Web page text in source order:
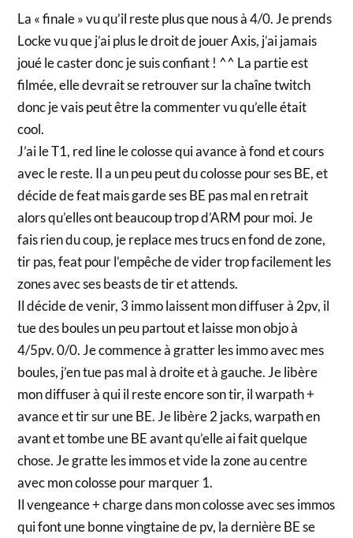
La « finale » vu qu’il reste plus que nous à 4/0. Je prends
Locke vu que j’ai plus le droit de jouer Axis, j’ai jamais
joué le caster donc je suis confiant ! ^^ La partie est
filmée, elle devrait se retrouver sur la chaîne twitch
donc je vais peut être la commenter vu qu’elle était
cool.
J’ai le T1, red line le colosse qui avance à fond et cours
avec le reste. Il a un peu peut du colosse pour ses BE, et
décide de feat mais garde ses BE pas mal en retrait
alors qu’elles ont beaucoup trop d’ARM pour moi. Je
fais rien du coup, je replace mes trucs en fond de zone,
tir pas, feat pour l’empêche de vider trop facilement les
zones avec ses beasts de tir et attends.
Il décide de venir, 3 immo laissent mon diffuser à 2pv, il
tue des boules un peu partout et laisse mon objo à
4/5pv. 0/0. Je commence à gratter les immo avec mes
boules, j’en tue pas mal à droite et à gauche. Je libère
mon diffuser à qui il reste encore son tir, il warpath +
avance et tir sur une BE. Je libère 2 jacks, warpath en
avant et tombe une BE avant qu’elle ai fait quelque
chose. Je gratte les immos et vide la zone au centre
avec mon colosse pour marquer 1.
Il vengeance + charge dans mon colosse avec ses immos
qui font une bonne vingtaine de pv, la dernière BE se